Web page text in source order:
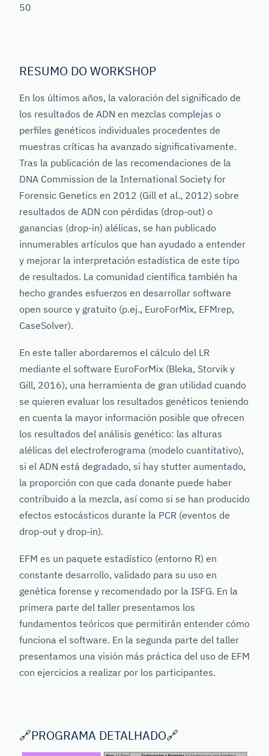
50
RESUMO DO WORKSHOP
En los últimos años, la valoración del significado de
los resultados de ADN en mezclas complejas o
perfiles genéticos individuales procedentes de
muestras críticas ha avanzado significativamente.
Tras la publicación de las recomendaciones de la
DNA Commission de la International Society for
Forensic Genetics en 2012 (Gill et al., 2012) sobre
resultados de ADN con pérdidas (drop-out) o
ganancias (drop-in) alélicas, se han publicado
innumerables artículos que han ayudado a entender
y mejorar la interpretación estadística de este tipo
de resultados. La comunidad científica también ha
hecho grandes esfuerzos en desarrollar software
open source y gratuito (p.ej., EuroForMix, EFMrep,
CaseSolver).
En este taller abordaremos el cálculo del LR
mediante el software EuroForMix (Bleka, Storvik y
Gill, 2016), una herramienta de gran utilidad cuando
se quieren evaluar los resultados genéticos teniendo
en cuenta la mayor información posible que ofrecen
los resultados del análisis genético: las alturas
alélicas del electroferograma (modelo cuantitativo),
si el ADN está degradado, si hay stutter aumentado,
la proporción con que cada donante puede haber
contribuido a la mezcla, así como si se han producido
efectos estocásticos durante la PCR (eventos de
drop-out y drop-in).
EFM es un paquete estadístico (entorno R) en
constante desarrollo, validado para su uso en
genética forense y recomendado por la ISFG. En la
primera parte del taller presentamos los
fundamentos teóricos que permitirán entender cómo
funciona el software. En la segunda parte del taller
presentamos una visión más práctica del uso de EFM
con ejercicios a realizar por los participantes.
🔗PROGRAMA DETALHADO🔗